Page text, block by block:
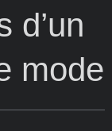
d’un
mode